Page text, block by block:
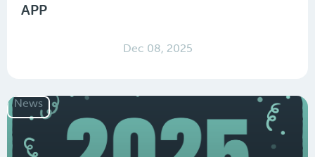
APP
Dec 08, 2025
News